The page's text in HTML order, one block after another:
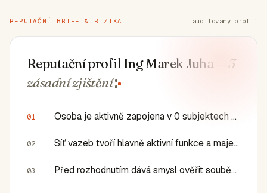
REPUTAČNÍ BRIEF & RIZIKA auditovaný profil
Reputační profil Ing Marek Juha
— 3
zásadnízjištění
01 Osoba je aktivně zapojena v 0 subjektech a má 0 historic…
02 Síť vazeb tvoří hlavně aktivní funkce a majetkové role v…
03 Před rozhodnutím dává smysl ověřit souběh rolí, historic…